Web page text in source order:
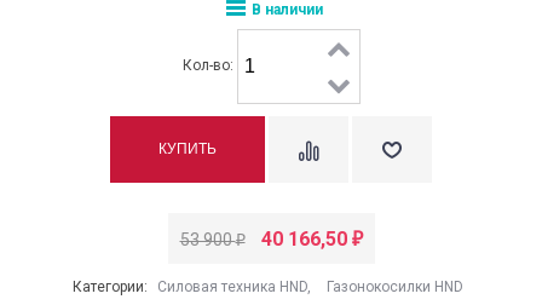
В наличии
Кол-во:
53 900₽ 40 166,50 ₽
Категории: Силовая техника HND,
Газонокосилки HND